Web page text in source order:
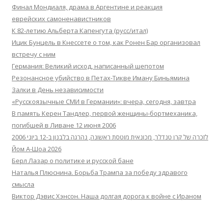
Финал Мондиаля, драма в Аргентине и реакция
еврейских самоненавистников
К 82-летию Альберта Капенгута (русс/итал)
Ицик Бунцель в Кнессете о том, как Ронен Бар организовал
встречу с ним
Германия: Великий исход, написанный шепотом
Резонансное убийство в Петах-Тикве Иману Биньямина
Залки в День независимости
«Русскоязычные СМИ в Германии»: вчера, сегодня, завтра
В память Керен Тандлер, первой женщины-бортмеханика,
погибшей в Ливане 12 июня 2006
לזכרה של קרן טנדלר, מכונאית מוטסת ראשונה, נהרגה בלבנון ב-12 ביוני 2006
Йом А-Шоа 2026
Берл Лазар о политике и русской бане
Наталья Плюснина. Борьба Трампа за победу здравого
смысла
Виктор Дэвис Хэнсон. Наша долгая дорога к войне с Ираном